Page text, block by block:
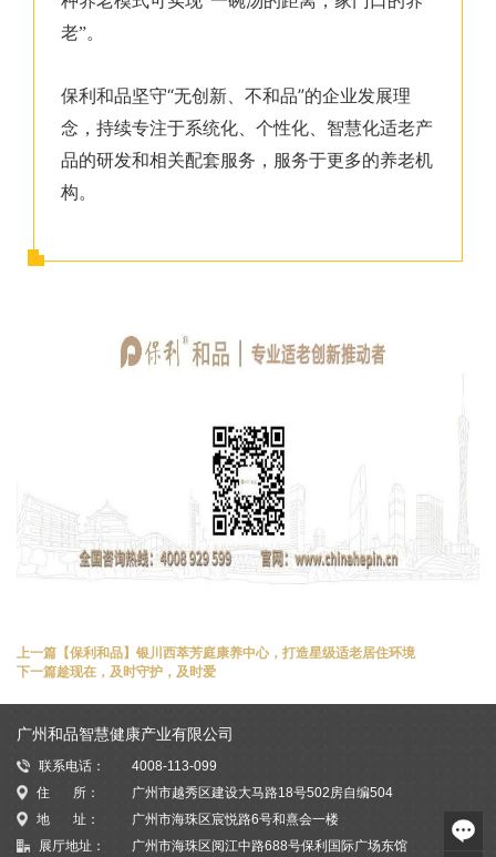
老”。
保利和品坚守“无创新、不和品”的企业发展理
念，持续专注于系统化、个性化、智慧化适老产
品的研发和相关配套服务，服务于更多的养老机
构。
上一篇 【保利和品】银川西萃芳庭康养中心，打造星级适老居住环境
下一篇趁现在，及时守护，及时爱
广州和品智慧健康产业有限公司
联系电话：
4008-113-099
住 所：
广州市越秀区建设大马路18号502房自编504
地 址：
广州市海珠区宸悦路6号和熹会一楼
展厅地址：
广州市海珠区阅江中路688号保利国际广场东馆